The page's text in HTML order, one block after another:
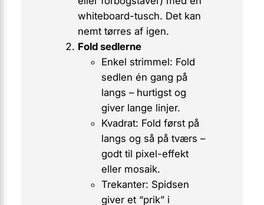
whiteboard-tusch. Det kan
nemt tørres af igen.
Fold sedlerne
Enkel strimmel: Fold
sedlen én gang på
langs – hurtigst og
giver lange linjer.
Kvadrat: Fold først på
langs og så på tværs –
godt til pixel-effekt
eller mosaik.
Trekanter: Spidsen
giver et “prik” i